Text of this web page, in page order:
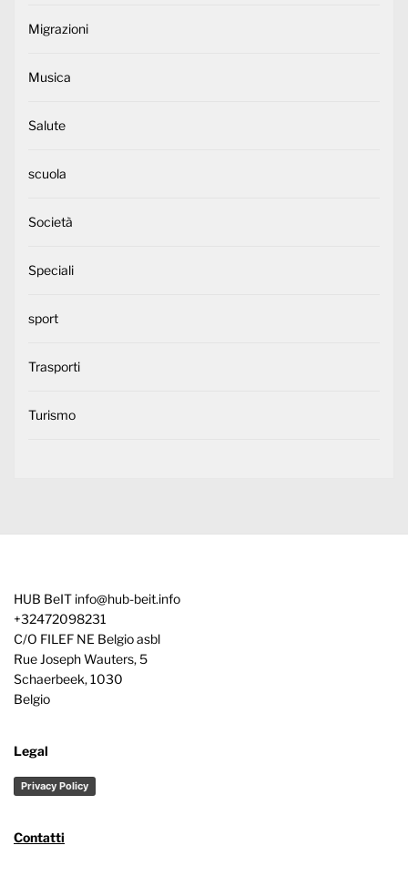
Migrazioni
Musica
Salute
scuola
Società
Speciali
sport
Trasporti
Turismo
HUB BeIT info@hub-beit.info
+32472098231
C/O FILEF NE Belgio asbl
Rue Joseph Wauters, 5
Schaerbeek,1030
Belgio
Legal
Privacy Policy
Contatti